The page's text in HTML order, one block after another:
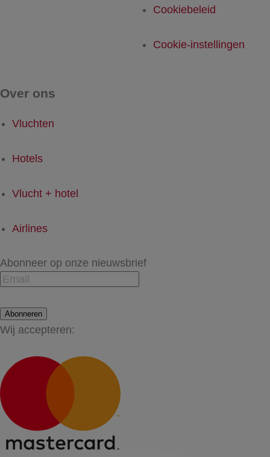
Cookiebeleid
Cookie-instellingen
Over ons
Vluchten
Hotels
Vlucht + hotel
Airlines
Abonneer op onze nieuwsbrief
Abonneren
Wij accepteren: